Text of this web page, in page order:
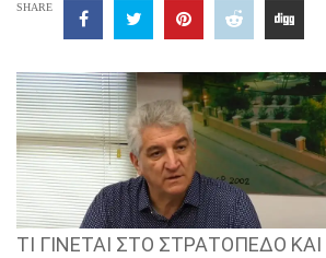
SHARE
ΤΙ ΓΙΝΕΤΑΙ ΣΤΟ ΣΤΡΑΤΟΠΕΔΟ